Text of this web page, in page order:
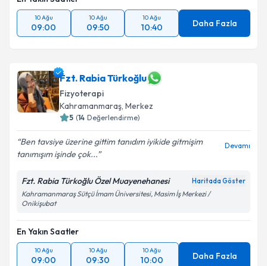
10 Ağu
09:00
10 Ağu
09:50
10 Ağu
10:40 Daha Fazla
Fzt. Rabia Türkoğlu
Fizyoterapi
Kahramanmaraş, Merkez
5 (14 Değerlendirme)
Ben tavsiye üzerine gittim tanıdım iyikide gitmişim
tanımışım işinde çok...
Devamı
Fzt. Rabia Türkoğlu Özel Muayenehanesi Haritada Göster
Kahramanmaraş Sütçü İmam Üniversitesi, Masim İş Merkezi /
Onikişubat
En Yakın Saatler
10 Ağu
09:00
10 Ağu
09:30
10 Ağu
10:00 Daha Fazla